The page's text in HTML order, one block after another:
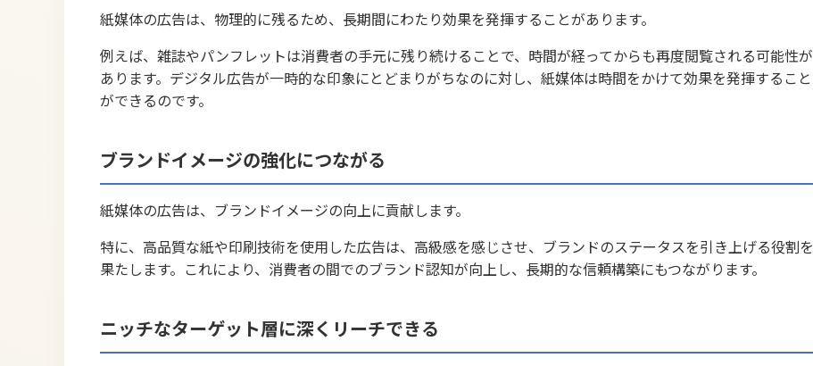
紙媒体の広告は、物理的に残るため、長期間にわたり効果を発揮することがあります。
例えば、雑誌やパンフレットは消費者の手元に残り続けることで、時間が経ってからも再度閲覧される可能性が
あります。デジタル広告が一時的な印象にとどまりがちなのに対し、紙媒体は時間をかけて効果を発揮すること
ができるのです。
ブランドイメージの強化につながる
紙媒体の広告は、ブランドイメージの向上に貢献します。
特に、高品質な紙や印刷技術を使用した広告は、高級感を感じさせ、ブランドのステータスを引き上げる役割を
果たします。これにより、消費者の間でのブランド認知が向上し、長期的な信頼構築にもつながります。
ニッチなターゲット層に深くリーチできる